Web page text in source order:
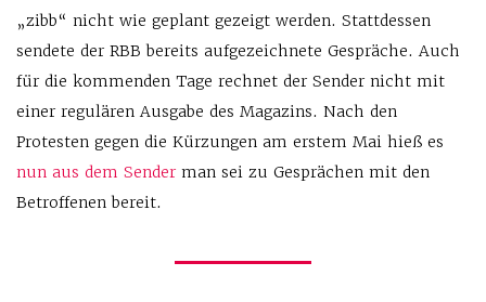
„zibb“ nicht wie geplant gezeigt werden. Stattdessen
sendete der RBB bereits aufgezeichnete Gespräche. Auch
für die kommenden Tage rechnet der Sender nicht mit
einer regulären Ausgabe des Magazins. Nach den
Protesten gegen die Kürzungen am erstem Mai hieß es
nun aus dem Sender man sei zu Gesprächen mit den
Betroffenen bereit.